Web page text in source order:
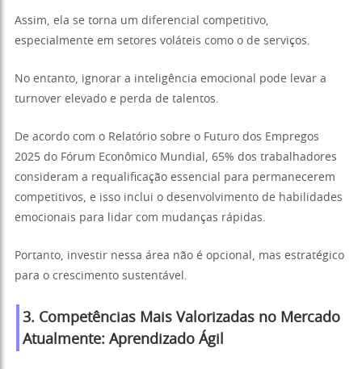
Assim, ela se torna um diferencial competitivo,
especialmente em setores voláteis como o de serviços.
No entanto, ignorar a inteligência emocional pode levar a
turnover elevado e perda de talentos.
De acordo com o Relatório sobre o Futuro dos Empregos
2025 do Fórum Econômico Mundial, 65% dos trabalhadores
consideram a requalificação essencial para permanecerem
competitivos, e isso inclui o desenvolvimento de habilidades
emocionais para lidar com mudanças rápidas.
Portanto, investir nessa área não é opcional, mas estratégico
para o crescimento sustentável.
3. Competências Mais Valorizadas no Mercado
Atualmente: Aprendizado Ágil